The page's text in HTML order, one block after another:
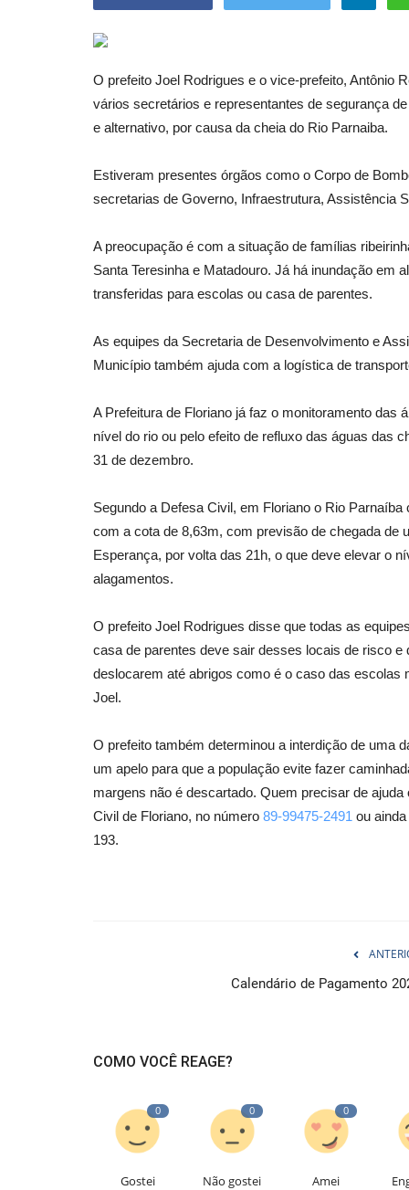
O prefeito Joel Rodrigues e o vice-prefeito, Antônio
vários secretários e representantes de segurança
e alternativo, por causa da cheia do Rio Parnaiba.
Estiveram presentes órgãos como o Corpo de
secretarias de Governo, Infraestrutura, Assistência
A preocupação é com a situação de famílias
Santa Teresinha e Matadouro. Já há inundação em
transferidas para escolas ou casa de parentes.
As equipes da Secretaria de Desenvolvimento e
Município também ajuda com a logística de
A Prefeitura de Floriano já faz o monitoramento das
nível do rio ou pelo efeito de refluxo das águas das
31 de dezembro.
Segundo a Defesa Civil, em Floriano o Rio
com a cota de 8,63m, com previsão de chegada de
Esperança, por volta das 21h, o que deve elevar o
alagamentos.
O prefeito Joel Rodrigues disse que todas as
casa de parentes deve sair desses locais de risco
deslocarem até abrigos como é o caso das escolas
Joel.
O prefeito também determinou a interdição de uma
um apelo para que a população evite fazer
margens não é descartado. Quem precisar de
Civil de Floriano, no número 89-99475-2491 ou
193.
Calendário de Pagamento
COMO VOCÊ REAGE?
0
Gostei
0
Não gostei
0
Amei